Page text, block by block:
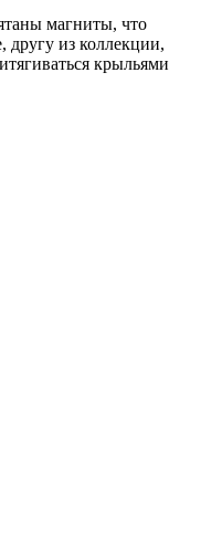
магниты, что
другу из коллекции,
крыльями